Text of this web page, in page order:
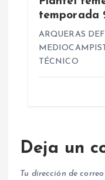
temporada
ARQUERAS
TÉCNICO
Deja un
Tu dirección de